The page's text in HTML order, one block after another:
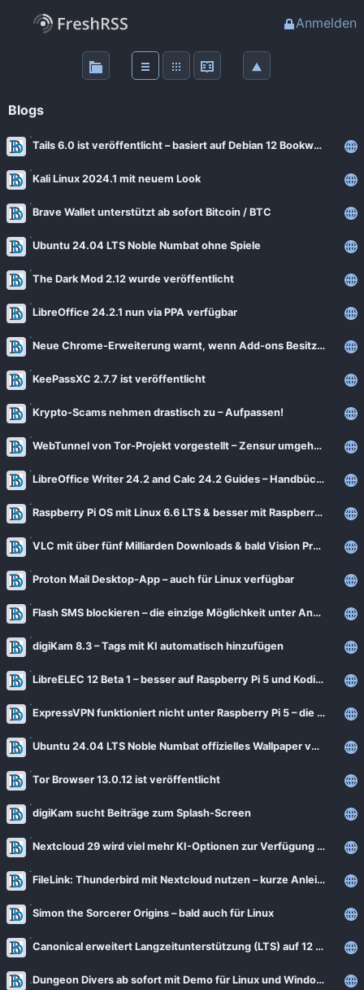
Anmelden
Haupt-Feeds
Wichtige Feeds
Meine Labels
AdminForge
Bejonet
BITblokes
CANOX.NET
Do-FOSS
Intux
ITrig
Koflers Blog
Linux Guides
Linux Umsteiger Kanal
My-IT-Brain
VNotes
News
ComputerBase
GNU/Linux.ch
Golem.de
Heise Open Source
Linux-Magazin
LinuxCommunity
Linuxnews.de
MichlFranken
OSB Alliance
Pro-Linux News
Blogs
Tails 6.0 ist veröffentlicht – basiert auf Debian 12 Bookworm
Kali Linux 2024.1 mit neuem Look
Brave Wallet unterstützt ab sofort Bitcoin / BTC
Ubuntu 24.04 LTS Noble Numbat ohne Spiele
The Dark Mod 2.12 wurde veröffentlicht
LibreOffice 24.2.1 nun via PPA verfügbar
Neue Chrome-Erweiterung warnt, wenn Add-ons Besitzer wechseln
KeePassXC 2.7.7 ist veröffentlicht
Krypto-Scams nehmen drastisch zu – Aufpassen!
WebTunnel von Tor-Projekt vorgestellt – Zensur umgehen
LibreOffice Writer 24.2 and Calc 24.2 Guides – Handbücher sind da
Raspberry Pi OS mit Linux 6.6 LTS & besser mit Raspberry PI 5
VLC mit über fünf Milliarden Downloads & bald Vision Pro App
Proton Mail Desktop-App – auch für Linux verfügbar
Flash SMS blockieren – die einzige Möglichkeit unter Android
digiKam 8.3 – Tags mit KI automatisch hinzufügen
LibreELEC 12 Beta 1 – besser auf Raspberry Pi 5 und Kodi 21
ExpressVPN funktioniert nicht unter Raspberry Pi 5 – die Lösung
Ubuntu 24.04 LTS Noble Numbat offizielles Wallpaper veröffentlicht
Tor Browser 13.0.12 ist veröffentlicht
digiKam sucht Beiträge zum Splash-Screen
Nextcloud 29 wird viel mehr KI-Optionen zur Verfügung stellen
FileLink: Thunderbird mit Nextcloud nutzen – kurze Anleitung
Simon the Sorcerer Origins – bald auch für Linux
Canonical erweitert Langzeitunterstützung (LTS) auf 12 Jahre
Dungeon Divers ab sofort mit Demo für Linux und Windows